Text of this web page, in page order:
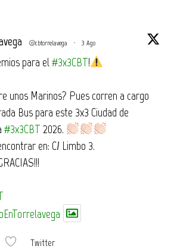
@cbtorrelavega · 3 Ago
para el #3x3CBT!
unos Marinos? Pues corren a cargo
Bus para este 3x3 Ciudad de
#3x3CBT 2026.
en: C/ Limbo 3.
Twitter